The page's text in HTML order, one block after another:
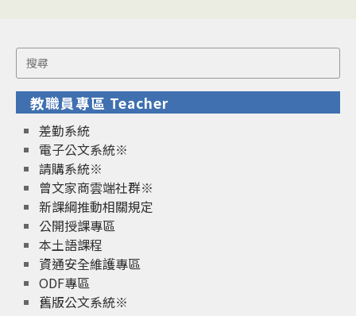
Search
for:
教職員專區 Teacher
差勤系統
電子公文系統※
請購系統※
曾文家商雲端社群※
新課綱推動相關規定
公開授課專區
本土語課程
資通安全維護專區
ODF專區
舊版公文系統※